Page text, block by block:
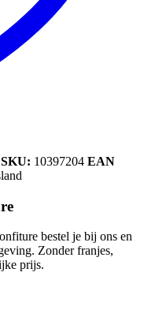
SKU: 10397204 EAN
bestel je bij ons en
Zonder franjes,
prijs.